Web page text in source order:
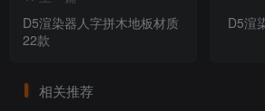
D5渲染器人字拼木地板材质
22款
D5渲
相关推荐